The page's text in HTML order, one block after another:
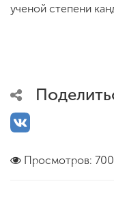
ученой степени
Просмотров: 700